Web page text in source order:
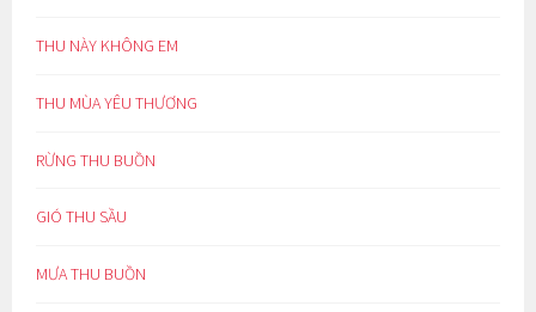
THU NÀY KHÔNG EM
THU MÙA YÊU THƯƠNG
RỪNG THU BUỒN
GIÓ THU SẦU
MƯA THU BUỒN